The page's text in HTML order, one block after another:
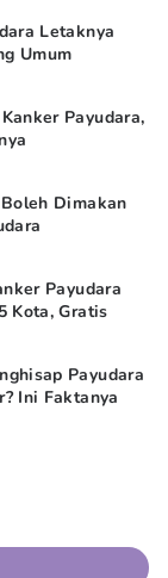
Letaknya
Umum
Payudara,
Dimakan
Payudara
Kota, Gratis
Payudara
Ini Faktanya